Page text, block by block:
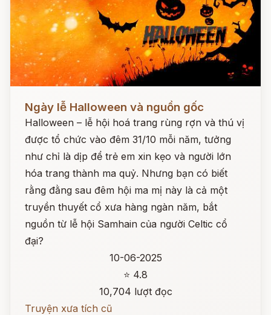
Ngày lễ Halloween và nguồn gốc
Halloween – lễ hội hoá trang rùng rợn và thú vị
được tổ chức vào đêm 31/10 mỗi năm, tưởng
như chỉ là dịp để trẻ em xin kẹo và người lớn
hóa trang thành ma quỷ. Nhưng bạn có biết
rằng đằng sau đêm hội ma mị này là cả một
truyền thuyết cổ xưa hàng ngàn năm, bắt
nguồn từ lễ hội Samhain của người Celtic cổ
đại?
10-06-2025
⭐ 4.8
10,704 lượt đọc
Truyện xưa tích cũ